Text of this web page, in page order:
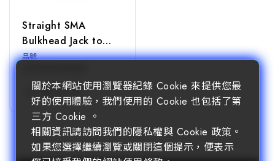
Straight SMA
Bulkhead Jack to
SMA Jack Adapter
品號
READ MORE
關於本網站使用瀏覽器紀錄 Cookie 來提供您最
好的使用體驗，我們使用的 Cookie 也包括了第
三方 Cookie 。
相關資訊請訪問我們的隱私權與 Cookie 政策。
如果您選擇繼續瀏覽或關閉這個提示，便表示